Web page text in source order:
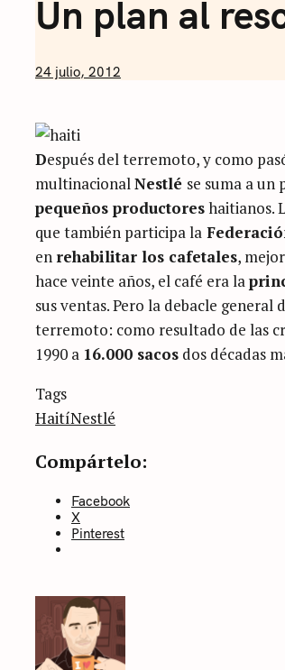
Un plan al
by
24 julio, 2012
Después del terremoto, y como
multinacional Nestlé se suma a
pequeños productoreshaitianos.
que también participa la
en rehabilitar los cafetales,
hace veinte años, el café era la
sus ventas. Pero la debacle general
terremoto: como resultado de las
1990 a 16.000 sacos dos décadas
Categories
categoría
Tags
HaitíNestlé
Compártelo:
Facebook
X
Pinterest